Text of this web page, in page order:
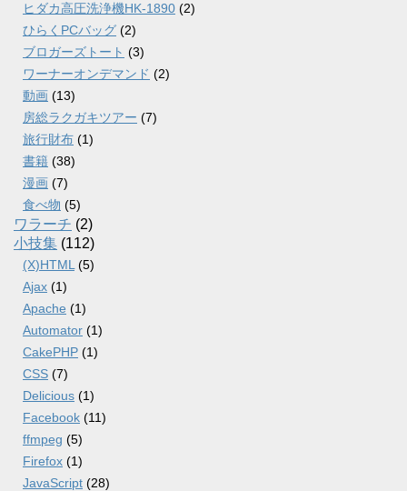
ヒダカ高圧洗浄機HK-1890 (2)
ひらくPCバッグ (2)
ブロガーズトート (3)
ワーナーオンデマンド (2)
動画 (13)
房総ラクガキツアー (7)
旅行財布 (1)
書籍 (38)
漫画 (7)
食べ物 (5)
ワラーチ (2)
小技集 (112)
(X)HTML(5)
Ajax (1)
Apache (1)
Automator (1)
CakePHP (1)
CSS (7)
Delicious (1)
Facebook (11)
ffmpeg (5)
Firefox (1)
JavaScript (28)